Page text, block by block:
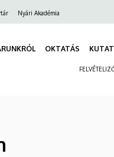
Nyári Akadémia
OKTATÁS